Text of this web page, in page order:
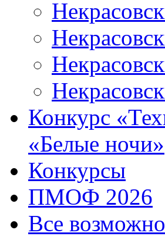
Конкурс
«Белые ночи»
Конкурсы
ПМОФ 2026
Все